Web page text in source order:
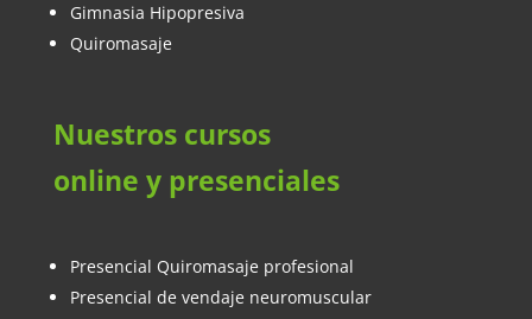
Gimnasia Hipopresiva
Quiromasaje
Nuestros cursos
online y presenciales
Presencial Quiromasaje profesional
Presencial de vendaje neuromuscular